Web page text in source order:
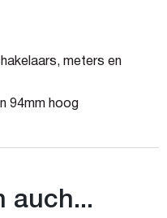
meters en
94mm hoog
auch...